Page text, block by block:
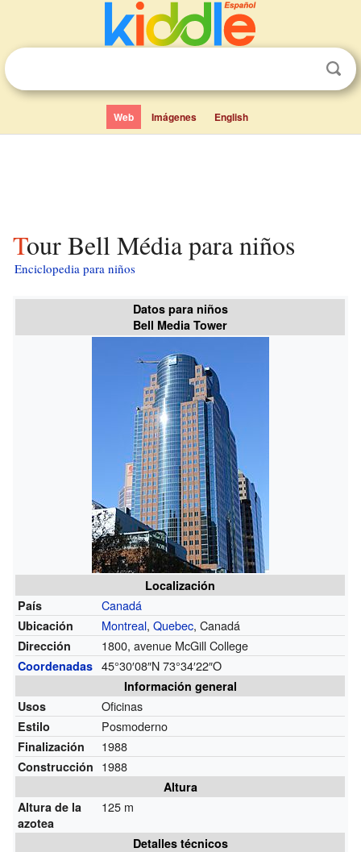
Web Imágenes English
Tour Bell Média para niños
Enciclopedia para niños
Datos para niños
Bell Media Tower
Localización
País
Canadá
Ubicación Montreal,Quebec, Canadá
Dirección 1800, avenue McGill College
Coordenadas 45°30′08″N73°34′22″O
Información general
Usos
Oficinas
Estilo Posmoderno
Finalización 1988
Construcción 1988
Altura
Altura de la
azotea
125 m
Detalles técnicos